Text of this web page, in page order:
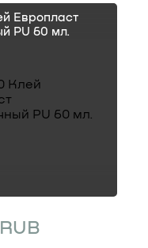
Европласт
PU 60 мл.